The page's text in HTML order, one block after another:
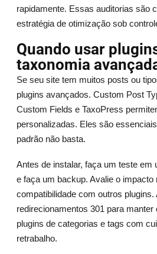
rapidamente. Essas auditorias são
estratégia de otimização sob
Quando usar
taxonomia
Se seu site tem muitos posts ou
plugins avançados. Custom Post
Custom Fields e TaxoPress
personalizadas. Eles são
padrão não basta.
Antes de instalar, faça um teste em
e faça um backup. Avalie o impacto
compatibilidade com outros
redirecionamentos 301 para
plugins de categorias e tags com
retrabalho.